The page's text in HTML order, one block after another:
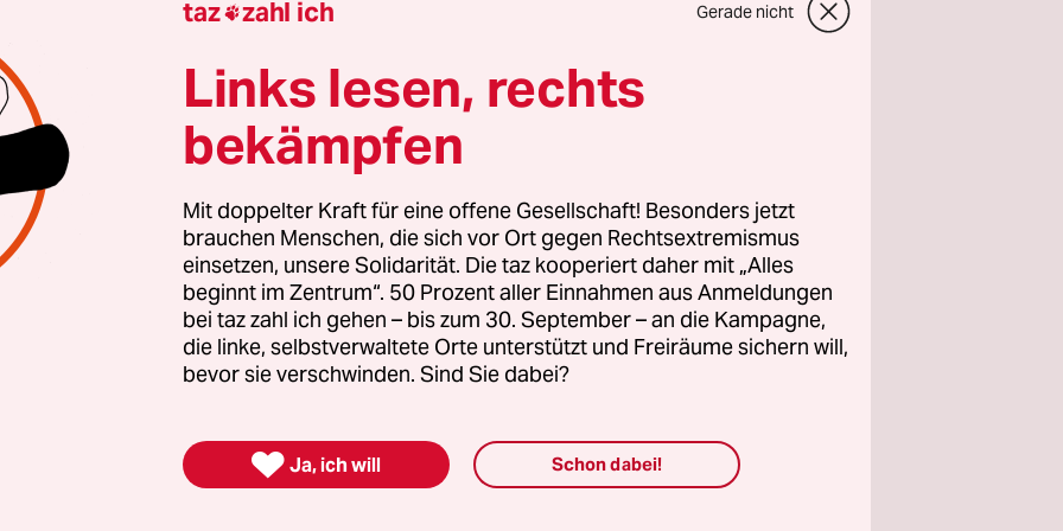
Dann machen Sie mit und unterstützen Sie unsere
vom05.06.2001
8
taz zahl ich Gerade nicht
Links lesen, rechts
bekämpfen
Mit doppelter Kraft für eine offene Gesellschaft! Besonders jetzt
brauchen Menschen, die sich vor Ort gegen Rechtsextremismus
einsetzen, unsere Solidarität. Die taz kooperiert daher mit „Alles
beginnt im Zentrum“. 50 Prozent aller Einnahmen aus Anmeldungen
bei taz zahl ich gehen – bis zum 30. September – an die Kampagne,
die linke, selbstverwaltete Orte unterstützt und Freiräume sichern will,
bevor sie verschwinden. Sind Sie dabei?
 Ja, ich will Schon dabei!